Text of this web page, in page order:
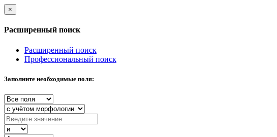
×
Расширенный поиск
Расширенный поиск
Профессиональный поиск
Заполните необходимые поля: